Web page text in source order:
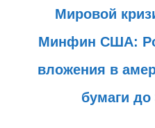
Мировой
Минфин США:
вложения в
бумаги